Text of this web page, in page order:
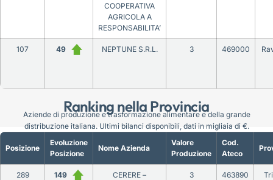
Ranking nella Provincia
COOPERATIVA
AGRICOLA A
RESPONSABILITA’
107 49 NEPTUNE S.R.L. 3 469000
Posizione
Evoluzione
Posizione
Nome Azienda
Valore
Produzione
Cod.
Ateco
289 149
CERERE –
3 463890
Aziende di produzione e trasformazione alimentare e della grande
distribuzione italiana. Ultimi bilanci disponibili, dati in migliaia di €.